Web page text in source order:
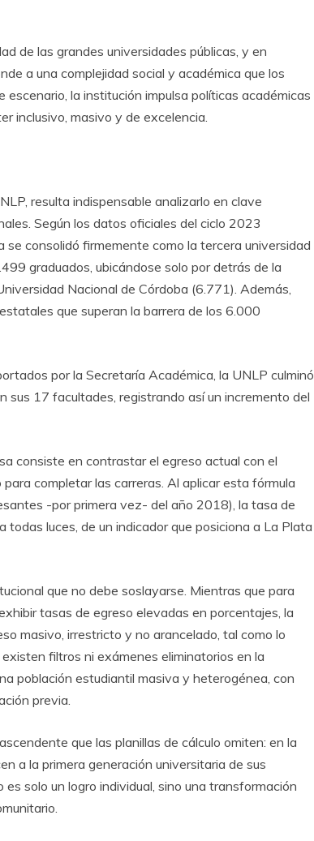
de las grandes universidades públicas, y en
a una complejidad social y académica que los
la institución impulsa políticas académicas
inclusivo, masivo y de excelencia.
resulta indispensable analizarlo en clave
Según los datos oficiales del ciclo 2023
consolidó firmemente como la tercera universidad
graduados, ubicándose solo por detrás de la
Nacional de Córdoba (6.771). Además,
que superan la barrera de los 6.000
por la Secretaría Académica, la UNLP culminó
17 facultades, registrando así un incremento del
consiste en contrastar el egreso actual con el
completar las carreras. Al aplicar esta fórmula
-por primera vez- del año 2018), la tasa de
luces, de un indicador que posiciona a La Plata
que no debe soslayarse. Mientras que para
tasas de egreso elevadas en porcentajes, la
masivo, irrestricto y no arancelado, tal como lo
filtros ni exámenes eliminatorios en la
población estudiantil masiva y heterogénea, con
previa.
que las planillas de cálculo omiten: en la
a la primera generación universitaria de sus
solo un logro individual, sino una transformación